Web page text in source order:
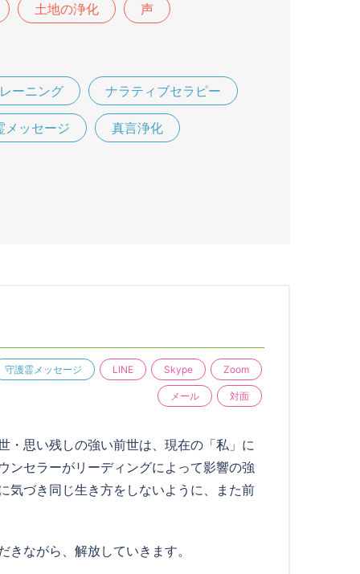
土地の浄化 声
ーニング ナラティブセラピー
メッセージ 真言浄化
守護霊メッセージ LINE Skype Zoom
メール 対面
・思い残しの強い前世は、現在の「私」に
ンセラーがリーディングによって影響の強
気づき同じ生き方をしないように、また前
ながら、解放していきます。